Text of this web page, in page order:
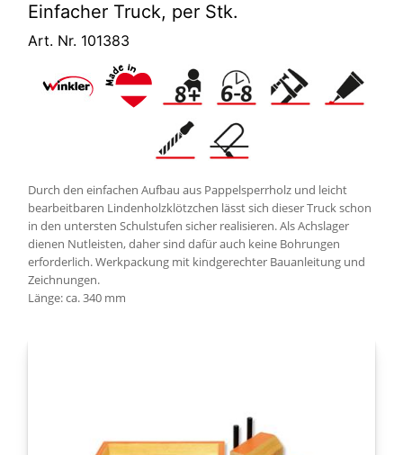
Einfacher Truck, per Stk.
Art. Nr. 101383
Durch den einfachen Aufbau aus Pappelsperrholz und leicht
bearbeitbaren Lindenholzklötzchen lässt sich dieser Truck schon
in den untersten Schulstufen sicher realisieren. Als Achslager
dienen Nutleisten, daher sind dafür auch keine Bohrungen
erforderlich. Werkpackung mit kindgerechter Bauanleitung und
Zeichnungen.
Länge: ca. 340 mm